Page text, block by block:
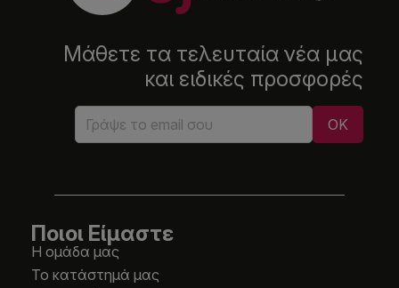
Μάθετε τα τελευταία νέα μας
και ειδικές προσφορές
Ποιοι Είμαστε
Η ομάδα μας
Το κατάστημά μας